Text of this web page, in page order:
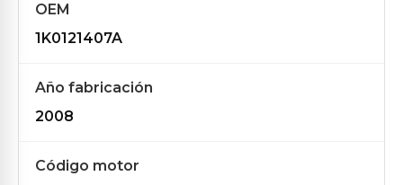
OEM
1K0121407A
Año fabricación
2008
Código motor